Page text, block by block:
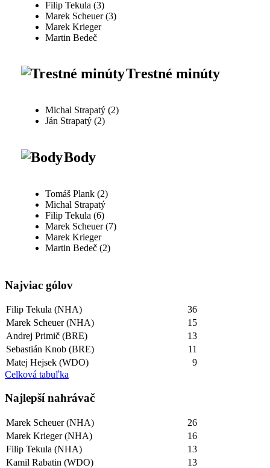
Filip Tekula (3)
Marek Scheuer (3)
Marek Krieger
Martin Bedeč
Trestné minúty
Michal Strapatý (2)
Ján Strapatý (2)
Body
Tomáš Plank (2)
Michal Strapatý
Filip Tekula (6)
Marek Scheuer (7)
Marek Krieger
Martin Bedeč (2)
Najviac gólov
Filip Tekula (NHA)
36
Marek Scheuer (NHA)
15
Andrej Primič (BRE)
13
Sebastián Knob (BRE)
11
Matej Hejsek (WDO)
9
Celková tabuľka
Najlepší­ nahrávač
Marek Scheuer (NHA)
26
Marek Krieger (NHA)
16
Filip Tekula (NHA)
13
Kamil Rabatin (WDO)
13